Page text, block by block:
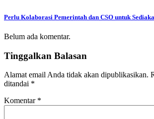
Perlu Kolaborasi Pemerintah dan CSO untuk
Belum ada komentar.
Tinggalkan Balasan
Alamat email Anda tidak akan dipublikasikan.
ditandai *
Komentar *